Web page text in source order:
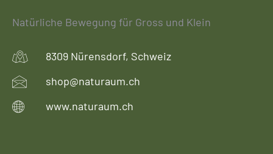
Natürliche Bewegung für Gross und Klein
8309 Nürensdorf, Schweiz
shop@naturaum.ch
www.naturaum.ch